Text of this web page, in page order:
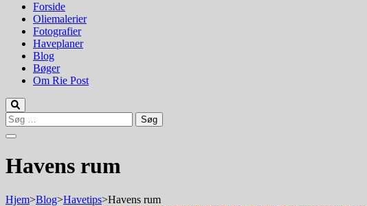
Forside
Oliemalerier
Fotografier
Haveplaner
Blog
Bøger
Om Rie Post
Søg
efter:
Havens rum
Hjem>Blog>Havetips>Havens rum